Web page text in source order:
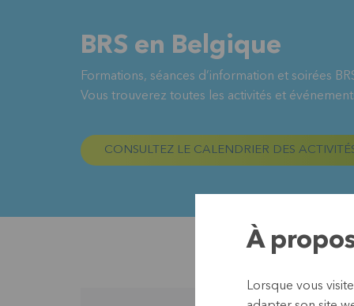
BRS en Belgique
Formations, séances d’information et soirées
Vous trouverez toutes les activités et
CONSULTEZ LE CALENDRIER DES
À
Lorsque vous